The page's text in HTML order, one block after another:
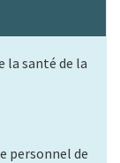
la santé de la
personnel de